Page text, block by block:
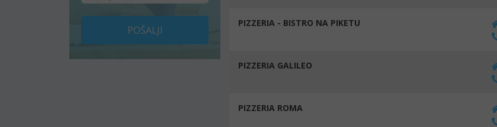
POŠALJI
PIZZERIA - BISTRO NA PIKETU
PIZZERIA GALILEO
PIZZERIA ROMA